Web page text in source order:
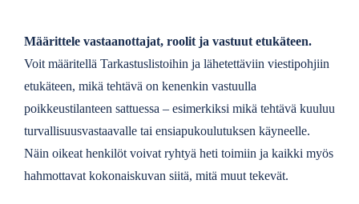
Määrittele vastaanottajat, roolit ja vastuut etukäteen.
Voit määritellä Tarkastuslistoihin ja lähetettäviin viestipohjiin
etukäteen, mikä tehtävä on kenenkin vastuulla
poikkeustilanteen sattuessa – esimerkiksi mikä tehtävä kuuluu
turvallisuusvastaavalle tai ensiapukoulutuksen käyneelle.
Näin oikeat henkilöt voivat ryhtyä heti toimiin ja kaikki myös
hahmottavat kokonaiskuvan siitä, mitä muut tekevät.